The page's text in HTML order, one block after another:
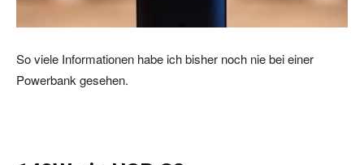
So viele Informationen habe ich bisher noch nie bei einer
Powerbank gesehen.